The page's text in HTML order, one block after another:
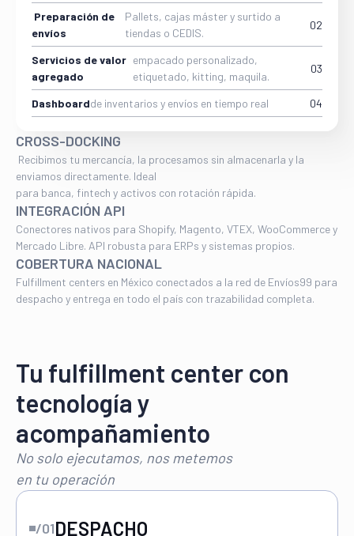
Preparación de
envíos
Pallets, cajas máster y surtido a
tiendas o CEDIS.
02
Servicios de valor
agregado
empacado personalizado,
etiquetado, kitting, maquila.
03
Dashboardde inventarios y envíos en tiempo real 04
CROSS-DOCKING
Recibimos tu mercancía, la procesamos sin almacenarla y la
enviamos directamente. Ideal
para banca, fintech y activos con rotación rápida.
INTEGRACIÓN API
Conectores nativos para Shopify, Magento, VTEX, WooCommerce y
Mercado Libre. API robusta para ERPs y sistemas propios.
COBERTURA NACIONAL
Fulfillment centers en México conectados a la red de Envíos99 para
despacho y entrega en todo el país con trazabilidad completa.
Tu fulfillment center con
tecnología y
acompañamiento
No solo ejecutamos, nos metemos
en tu operación
/01DESPACHO